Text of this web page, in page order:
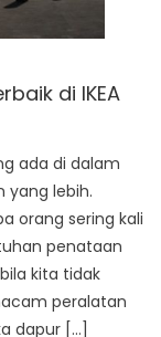
di IKEA
ada di dalam
yang lebih.
orang sering kali
penataan
kita tidak
peralatan
dapur […]